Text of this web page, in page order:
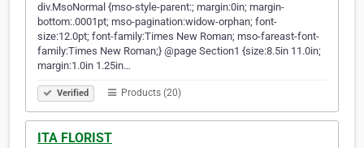
div.MsoNormal {mso-style-parent:; margin:0in; margin-
bottom:.0001pt; mso-pagination:widow-orphan; font-
size:12.0pt; font-family:Times New Roman; mso-fareast-font-
family:Times New Roman;} @page Section1 {size:8.5in 11.0in;
margin:1.0in 1.25in…
Verified Products (20)
ITA FLORIST